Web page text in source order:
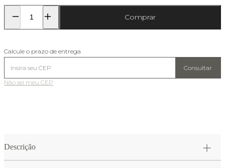
Comprar
Calcule o prazo de entrega
Consultar
Não sei meu CEP
Descrição